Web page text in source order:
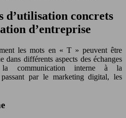
d’utilisation concrets
d’entreprise
les mots en « T » peuvent être
dans différents aspects des échanges
la communication interne à la
par le marketing digital, les